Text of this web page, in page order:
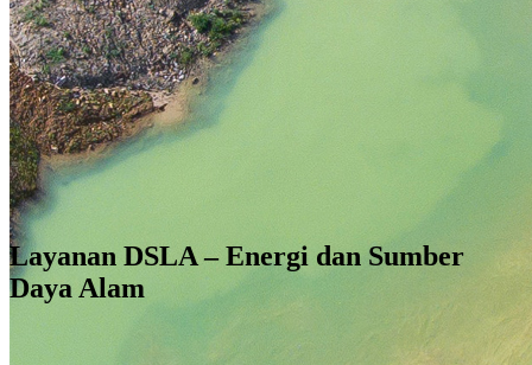
Layanan DSLA – Energi dan Sumber
Daya Alam